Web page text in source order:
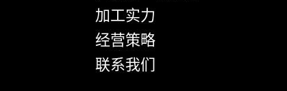
加工实力
经营策略
联系我们